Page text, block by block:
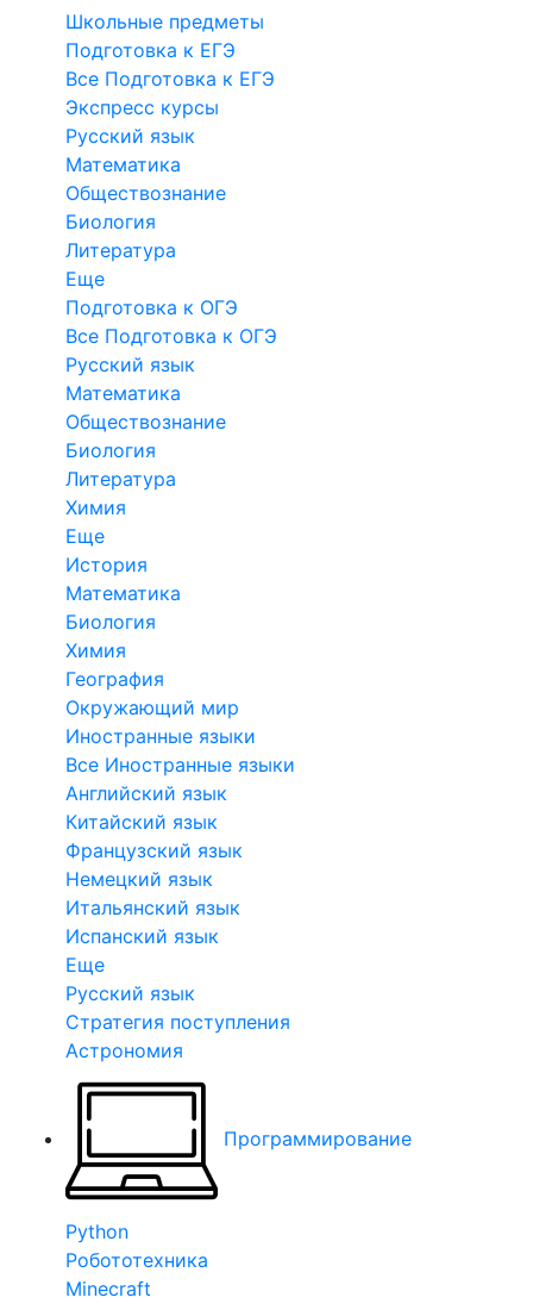
Школьные предметы
Подготовка к ЕГЭ
Все Подготовка к ЕГЭ
Экспресс курсы
Русский язык
Математика
Обществознание
Биология
Литература
Еще
Подготовка к ОГЭ
Все Подготовка к ОГЭ
Русский язык
Математика
Обществознание
Биология
Литература
Химия
Еще
История
Математика
Биология
Химия
География
Окружающий мир
Иностранные языки
Все Иностранные языки
Английский язык
Китайский язык
Французский язык
Немецкий язык
Итальянский язык
Испанский язык
Еще
Русский язык
Стратегия поступления
Астрономия
Программирование
Python
Робототехника
Minecraft